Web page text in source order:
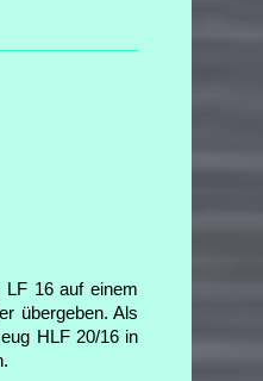
LF 16 auf einem
übergeben. Als
HLF 20/16 in